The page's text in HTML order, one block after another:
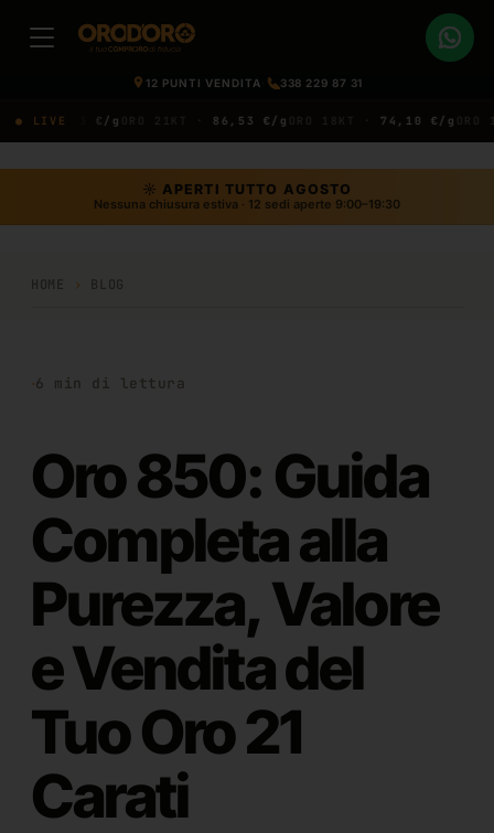
12 PUNTI VENDITA 338 229 87 31
● LIVE
€/g ORO 21KT · 86,53 €/gORO 18KT · 74,10 €/gORO 14KT
☼ APERTI TUTTO AGOSTO
Nessuna chiusura estiva · 12 sedi aperte 9:00–19:30
HOME › BLOG
·6 min di lettura
Oro 850: Guida
Completa alla
Purezza, Valore
e Vendita del
Tuo Oro 21
Carati